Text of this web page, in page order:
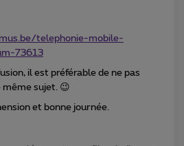
telephonie-mobile-
73613
il est préférable de ne pas
même sujet. 😉
et bonne journée.